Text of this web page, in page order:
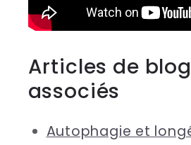
Articles de blog
associés
Autophagie et